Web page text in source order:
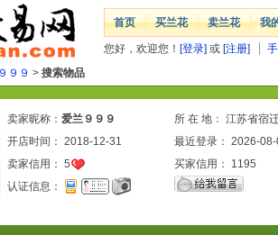
首页 买兰花 卖兰花 我
您好，欢迎您！ [登录] 或 [注册]
９９ > 搜索物品
卖家昵称： 爱兰９９９
所 在 地： 江苏省宿
开店时间： 2018-12-31
最近登录： 2026-
卖家信用： 5 买家信用： 1195
认证信息：